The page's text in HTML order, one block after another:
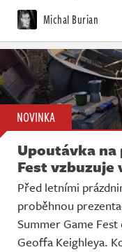
Michal Burian
NOVINKA
Upoutávka na
Fest vzbuzuje
Před letními
proběhnou
Summer Game
Geoffa Keighleya.